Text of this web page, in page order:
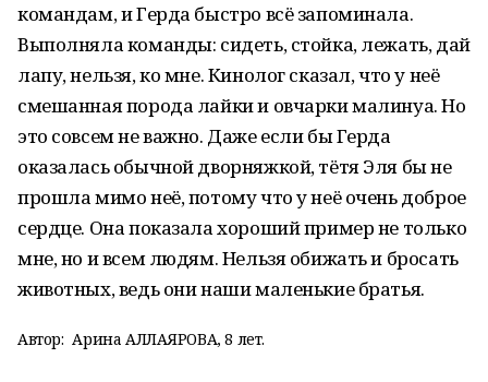
командам, и Герда быстро всё запоминала.
Выполняла команды: сидеть, стойка, лежать, дай
лапу, нельзя, ко мне. Кинолог сказал, что у неё
смешанная порода лайки и овчарки малинуа. Но
это совсем не важно. Даже если бы Герда
оказалась обычной дворняжкой, тётя Эля бы не
прошла мимо неё, потому что у неё очень доброе
сердце. Она показала хороший пример не только
мне, но и всем людям. Нельзя обижать и бросать
животных, ведь они наши маленькие братья.
Автор: Арина АЛЛАЯРОВА, 8 лет.